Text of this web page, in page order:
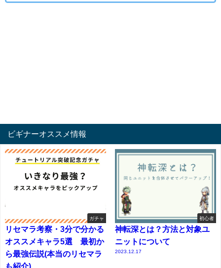
ビギナーオススメ情報
ガチャ
リセマラ考察・3分で分かる
オススメキャラ5選 最初か
ら最強伝説(本当のリセマラ
も紹介)
初心者
神転深とは？方法と対象ユ
ニットについて
2023.12.17